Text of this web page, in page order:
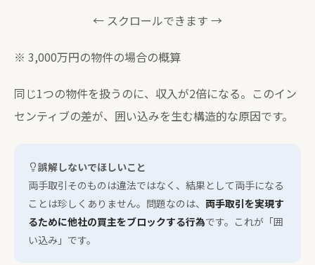
← スクロールできます →
※ 3,000万円の物件の場合の概算
同じ1つの物件を扱うのに、収入が2倍になる。このイン
センティブの差が、囲い込みを生む構造的な原因です。
誤解しないでほしいこと
両手取引そのものは違法ではなく、結果として両手になる
ことは珍しくありません。問題なのは、 両手取引を実現す
るために他社の買主をブロックする行為です。これが「囲
い込み」です。